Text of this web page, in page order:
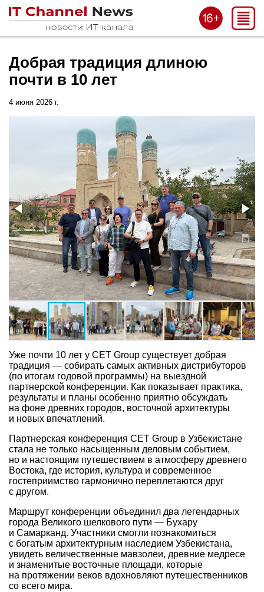
Добрая традиция длиною
почти в 10 лет
4 июня 2026 г.
Уже почти 10 лет у CET Group существует добрая
традиция — собирать самых активных дистрибуторов
(по итогам годовой программы) на выездной
партнерской конференции. Как показывает практика,
результаты и планы особенно приятно обсуждать
на фоне древних городов, восточной архитектуры
и новых впечатлений.
Партнерская конференция СET Group в Узбекистане
стала не только насыщенным деловым событием,
но и настоящим путешествием в атмосферу древнего
Востока, где история, культура и современное
гостеприимство гармонично переплетаются друг
с другом.
Маршрут конференции объединил два легендарных
города Великого шелкового пути — Бухару
и Самарканд. Участники смогли познакомиться
с богатым архитектурным наследием Узбекистана,
увидеть величественные мавзолеи, древние медресе
и знаменитые восточные площади, которые
на протяжении веков вдохновляют путешественников
со всего мира.